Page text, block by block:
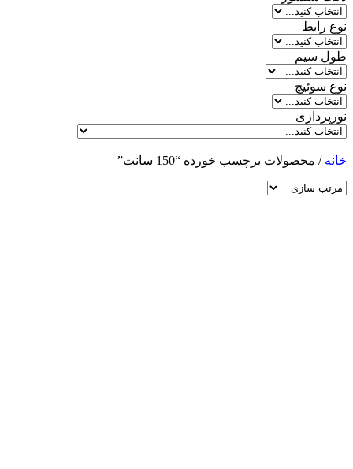
نوع رابط
طول سیم
نوع سوئیچ
نورپردازی
خانه / محصولات برچسب خورده “150 سانت”